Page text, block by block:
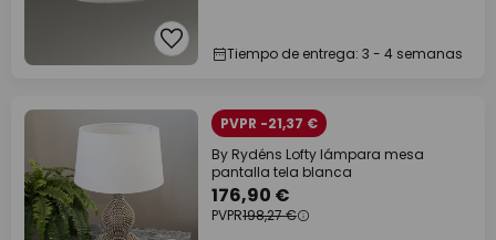
Tiempo de entrega: 3 - 4 semanas
PVPR -21,37 €
By Rydéns Lofty lámpara mesa
pantalla tela blanca
176,90 €
PVPR198,27 €